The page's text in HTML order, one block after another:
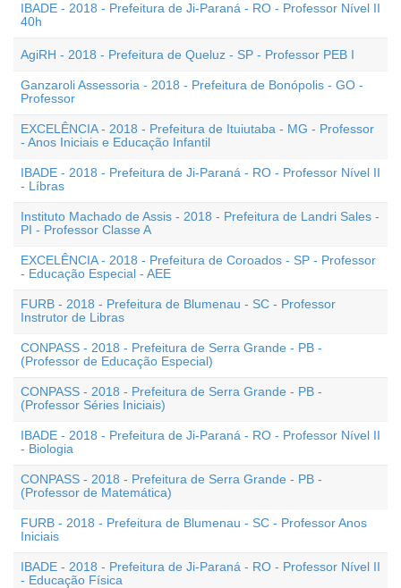
IBADE - 2018 - Prefeitura de Ji-Paraná - RO - Professor Nível II
40h
AgiRH - 2018 - Prefeitura de Queluz - SP - Professor PEB I
Ganzaroli Assessoria - 2018 - Prefeitura de Bonópolis - GO -
Professor
EXCELÊNCIA - 2018 - Prefeitura de Ituiutaba - MG - Professor
- Anos Iniciais e Educação Infantil
IBADE - 2018 - Prefeitura de Ji-Paraná - RO - Professor Nível II
- Líbras
Instituto Machado de Assis - 2018 - Prefeitura de Landri Sales -
PI - Professor Classe A
EXCELÊNCIA - 2018 - Prefeitura de Coroados - SP - Professor
- Educação Especial - AEE
FURB - 2018 - Prefeitura de Blumenau - SC - Professor
Instrutor de Libras
CONPASS - 2018 - Prefeitura de Serra Grande - PB -
(Professor de Educação Especial)
CONPASS - 2018 - Prefeitura de Serra Grande - PB -
(Professor Séries Iniciais)
IBADE - 2018 - Prefeitura de Ji-Paraná - RO - Professor Nível II
- Biologia
CONPASS - 2018 - Prefeitura de Serra Grande - PB -
(Professor de Matemática)
FURB - 2018 - Prefeitura de Blumenau - SC - Professor Anos
Iniciais
IBADE - 2018 - Prefeitura de Ji-Paraná - RO - Professor Nível II
- Educação Física